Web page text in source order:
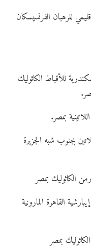
للرهبان الفرنسيسكان
للأقباط الكاثوليك
بمصر.
بجنوب شبه الجزيرة
الكاثوليك بمصر
القاهرة المارونية
بمصر